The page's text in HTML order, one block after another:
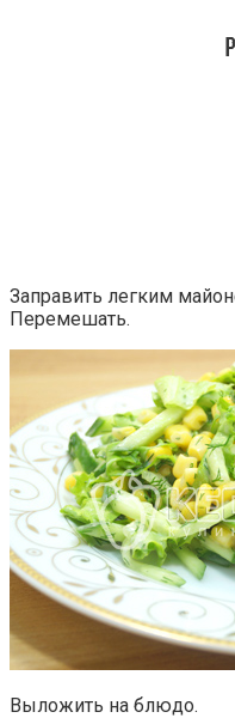
Заправить легким
Перемешать.
Выложить на блюдо.